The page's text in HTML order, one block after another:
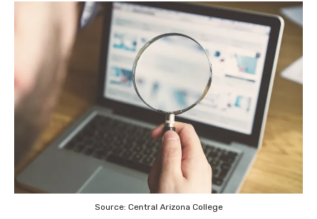
Source: Central Arizona College